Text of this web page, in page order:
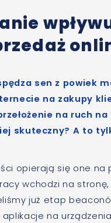
sen z powiek
na zakupy
na ruch
skuteczny? A to
opierają się one
wchodzi na
już etap
na